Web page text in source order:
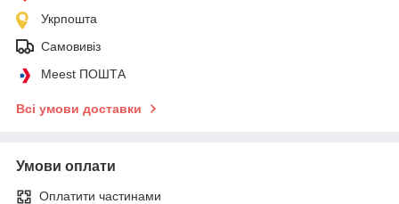
Укрпошта
Самовивіз
Meest ПОШТА
Всі умови доставки
Умови оплати
Оплатити частинами